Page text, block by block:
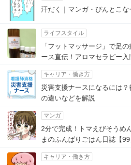
汗だく｜マンガ・ぴんとこな
ライフスタイル
「フットマッサージ」で足
ース直伝！アロマセラピー入
キャリア・働き方
災害支援ナースになるには
の違いなどを解説
マンガ
2分で完成！トマえびそうめ
まのふんばりごはん日誌【99
キャリア・働き方